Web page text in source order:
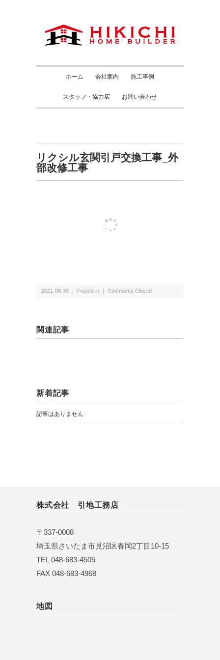
ホーム 会社案内 施工事例
スタッフ・協力店 お問い合わせ
リクシル玄関引戸交換工事_外
部改修工事
2021-08-30 ｜ Posted in ｜ Comments Closed
関連記事
新着記事
記事はありません
株式会社 引地工務店
〒337-0008
埼玉県さいたま市見沼区春岡2丁目10-15
TEL 048-683-4505
FAX 048-683-4968
地図